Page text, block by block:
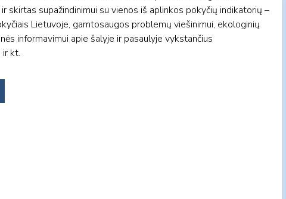
skirtas supažindinimui su vienos iš aplinkos pokyčių indikatorių –
Lietuvoje, gamtosaugos problemų viešinimui, ekologinių
informavimui apie šalyje ir pasaulyje vykstančius
kt.